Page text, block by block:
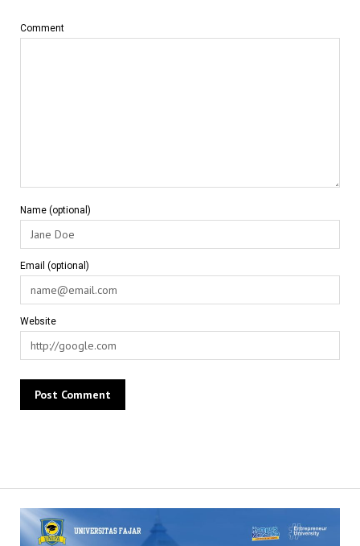
Comment
Name (optional)
Email (optional)
Website